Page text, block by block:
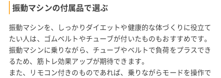
振動マシンの付属品で選ぶ
振動マシンを、しっかりダイエットや健康的な体づくりに役立て
たい人は、ゴムベルトやチューブが付いたものもおすすめです。
振動マシンに乗りながら、チューブやベルトで負荷をプラスでき
るため、筋トレ効果アップが期待できます。
また、リモコン付きのものであれば、乗りながらモードを操作で